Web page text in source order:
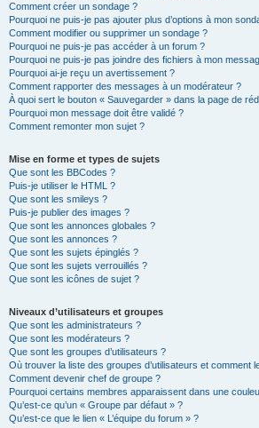
Comment créer un sondage ?
Pourquoi ne puis-je pas ajouter plus d’options à mon
Comment modifier ou supprimer un sondage ?
Pourquoi ne puis-je pas accéder à un forum ?
Pourquoi ne puis-je pas joindre des fichiers à mon
Pourquoi ai-je reçu un avertissement ?
Comment rapporter des messages à un modérateur ?
À quoi sert le bouton « Sauvegarder » dans la page de
Pourquoi mon message doit être validé ?
Comment remonter mon sujet ?
Mise en forme et types de sujets
Que sont les BBCodes ?
Puis-je utiliser le HTML ?
Que sont les smileys ?
Puis-je publier des images ?
Que sont les annonces globales ?
Que sont les annonces ?
Que sont les sujets épinglés ?
Que sont les sujets verrouillés ?
Que sont les icônes de sujet ?
Niveaux d’utilisateurs et groupes
Que sont les administrateurs ?
Que sont les modérateurs ?
Que sont les groupes d’utilisateurs ?
Où trouver la liste des groupes d’utilisateurs et comment
Comment devenir chef de groupe ?
Pourquoi certains membres apparaissent dans une
Qu’est-ce qu’un « Groupe par défaut » ?
Qu’est-ce que le lien « L’équipe du forum » ?